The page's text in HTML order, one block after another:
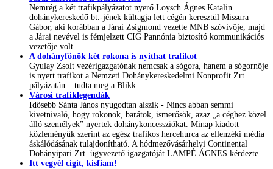
Nemrég a két trafikpályázatot nyerő Loysch Ágnes Katalin
dohánykereskedő bt.-jének kültagja lett cégén keresztül Missura
Gábor, aki korábban a Járai Zsigmond vezette MNB szóvivője, majd
a Járai nevével is fémjelzett CIG Pannónia biztosító kommunikációs
vezetője volt.
A dohányfőnök két rokona is nyithat trafikot
Gyulay Zsolt vezérigazgatónak nemcsak a sógora, hanem a sógornője
is nyert trafikot a Nemzeti Dohánykereskedelmi Nonprofit Zrt.
pályázatán – tudta meg a Blikk.
Városi trafiklegendák
Idősebb Sánta János nyugodtan alszik - Nincs abban semmi
kivetnivaló, hogy rokonok, barátok, ismerősök, azaz „a céghez közel
álló személyek” nyertek dohánykoncessziókat. Minap kiadott
közleményük szerint az egész trafikos hercehurca az ellenzéki média
áskálódásának tulajdonítható. A hódmezővásárhelyi Continental
Dohányipari Zrt. ügyvezető igazgatóját LAMPÉ ÁGNES kérdezte.
Itt vegyél cigit, kisfiam!